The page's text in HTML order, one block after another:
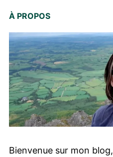
À PROPOS
Bienvenue sur mon blog,